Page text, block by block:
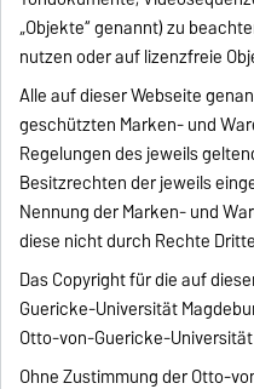
„Objekte“ genannt) zu
nutzen oder auf lizenzfreie
Alle auf dieser Webseite
geschützten Marken- und
Regelungen des jeweils
Besitzrechten der jeweils
Nennung der Marken- und
diese nicht durch Rechte
Das Copyright für die auf
Guericke-Universität
Otto-von-Guericke-
Ohne Zustimmung der Otto-